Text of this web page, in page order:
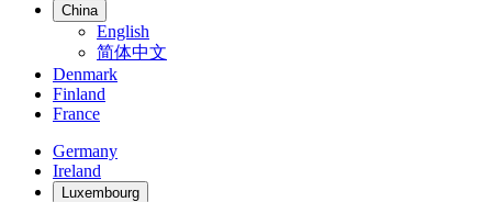
China
English
简体中文
Denmark
Finland
France
Germany
Ireland
Luxembourg